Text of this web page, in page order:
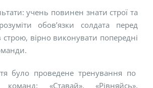
учень повинен знати строї та
обов’язки солдата перед
вірно виконувати попередні
було проведене тренування по
«Ставай», «Рівняйсь»,